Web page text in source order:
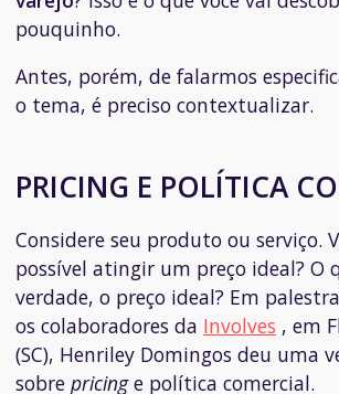
pouquinho.
Antes, porém, de falarmos
o tema, é preciso contextualizar.
PRICING E POLÍTICA
Considere seu produto ou serviço.
possível atingir um preço ideal? O
verdade, o preço ideal? Em
os colaboradores da Involves , em
(SC), Henriley Domingos deu uma
sobre pricinge política comercial.